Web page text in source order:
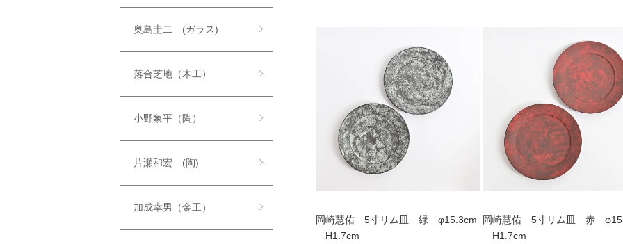
岡崎慧佑 5寸リム皿 緑 φ15.3cm
H1.7cm
岡崎慧佑 5寸リム皿 赤
H1.7cm
奥島圭二 (ガラス)
落合芝地（木工）
小野象平（陶）
片瀬和宏 (陶)
加成幸男（金工）